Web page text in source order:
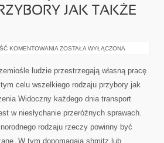
JAK TAKŻE
KOMENTOWANIA W
LUDZIE
EGZEKWUJĄ
PRACĘ
W
CELU
WSZELKIEGO
RODZAJU
PRZYBORY
ZOSTAŁA WYŁĄCZONA
ludzie przestrzegają własną pracę
celu wszelkiego rodzaju przybory jak
Widoczny każdego dnia transport
w niesłychanie przeróżnych sprawach.
rodzaju rzeczy powinny być
W tym dopomagają shmitz lub